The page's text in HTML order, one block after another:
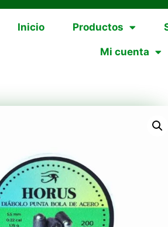
Inicio Productos
Mi cuenta